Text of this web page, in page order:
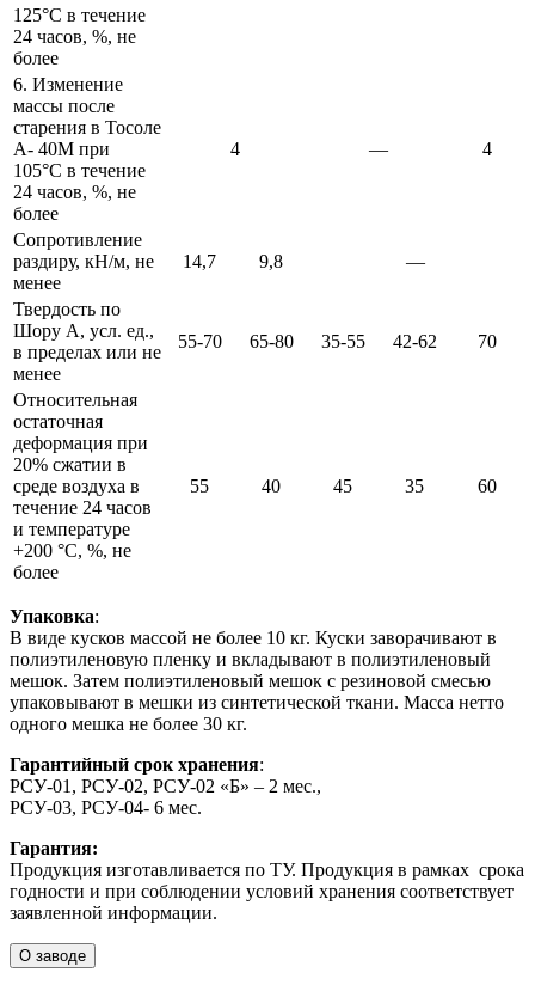
125°С в течение
24 часов, %, не
более
6. Изменение
массы после
старения в Тосоле
А- 40М при
105°С в течение
24 часов, %, не
более
4 — 4
Сопротивление
раздиру, кН/м, не
менее
14,7 9,8 —
Твердость по
Шору А, усл. ед.,
в пределах или не
менее
55-70 65-80 35-55 42-62 70
Относительная
остаточная
деформация при
20% сжатии в
среде воздуха в
течение 24 часов
и температуре
+200 °С, %, не
более
55 40 45 35 60
Упаковка:
В виде кусков массой не более 10 кг. Куски заворачивают в
полиэтиленовую пленку и вкладывают в полиэтиленовый
мешок. Затем полиэтиленовый мешок с резиновой смесью
упаковывают в мешки из синтетической ткани. Масса нетто
одного мешка не более 30 кг.
Гарантийный срок хранения:
РСУ-01, РСУ-02, РСУ-02 «Б» – 2 мес.,
РСУ-03, РСУ-04- 6 мес.
Гарантия:
Продукция изготавливается по ТУ. Продукция в рамках срока
годности и при соблюдении условий хранения соответствует
заявленной информации.
О заводе